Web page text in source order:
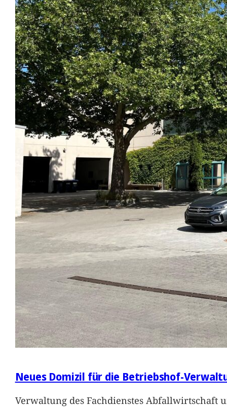
Neues Domizil für die Betriebshof-
Verwaltung des Fachdienstes Abfallwirtschaft